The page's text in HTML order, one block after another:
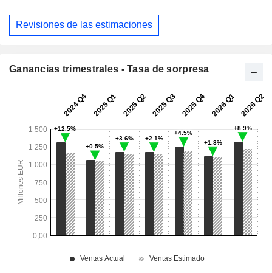
Revisiones de las estimaciones
Ganancias trimestrales - Tasa de sorpresa